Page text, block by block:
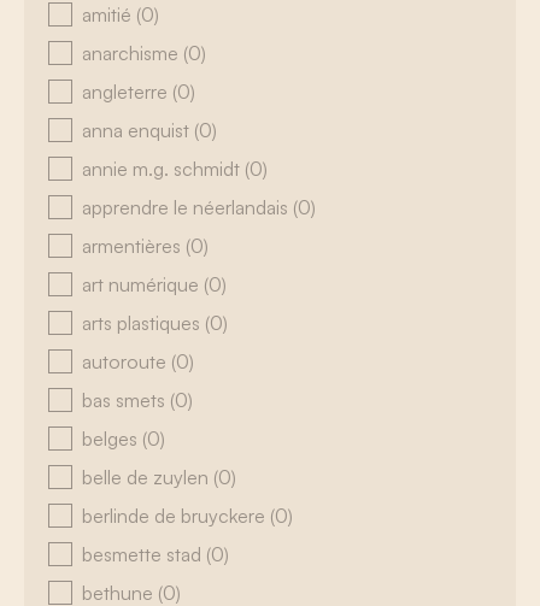
amitié (0)
anarchisme (0)
angleterre (0)
anna enquist (0)
annie m.g. schmidt (0)
apprendre le néerlandais (0)
armentières (0)
art numérique (0)
arts plastiques (0)
autoroute (0)
bas smets (0)
belges (0)
belle de zuylen (0)
berlinde de bruyckere (0)
besmette stad (0)
bethune (0)